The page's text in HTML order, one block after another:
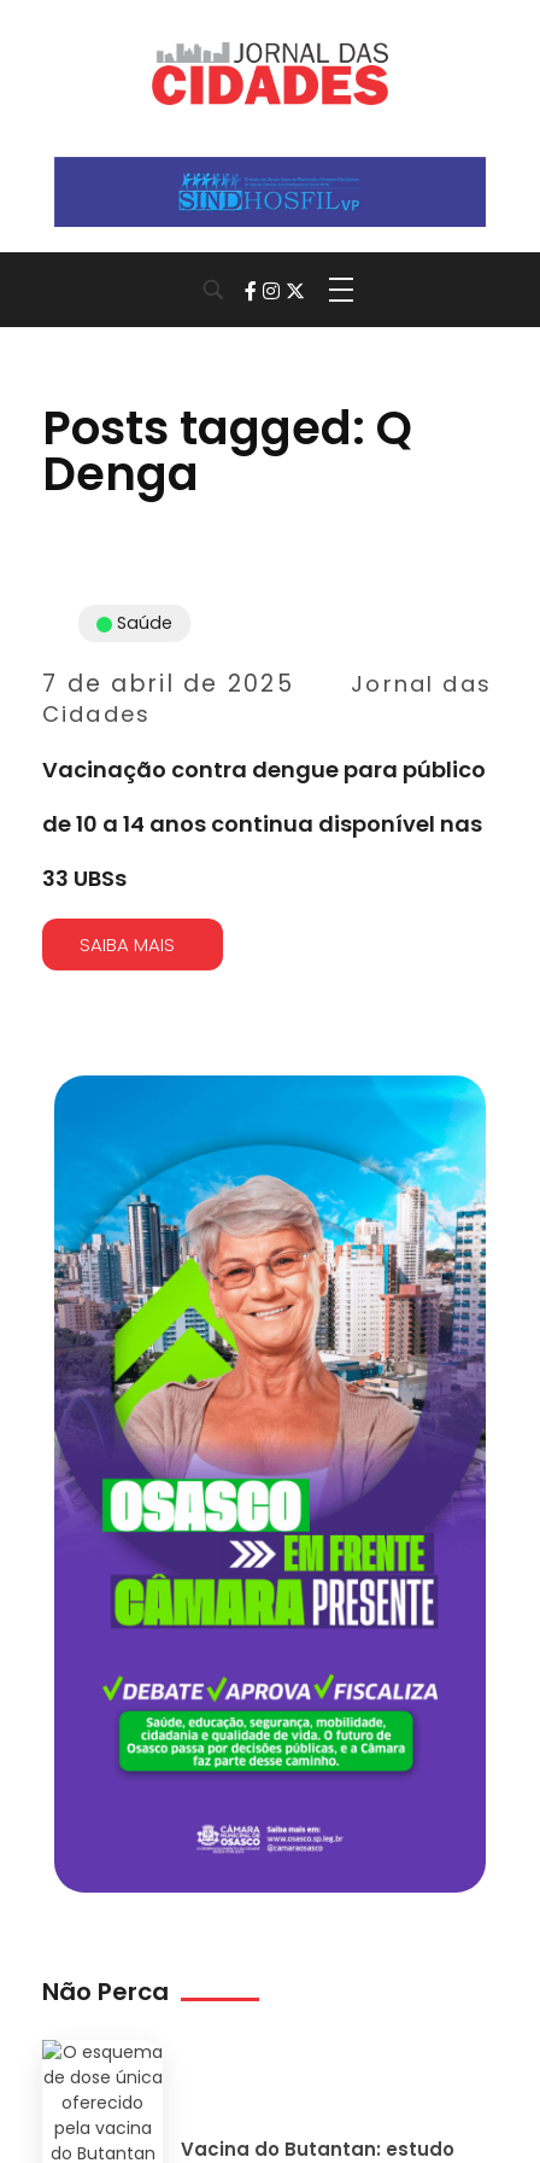
Posts tagged: Q
Denga
7 de abril de 2025
Jornal das
Cidades
Saúde
Vacinação contra dengue para público
de 10 a 14 anos continua disponível nas
33 UBSs
SAIBA MAIS
Não Perca
Vacina do Butantan: estudo